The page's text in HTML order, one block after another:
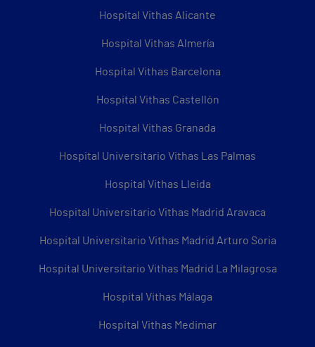
Hospital Vithas Alicante
Hospital Vithas Almería
Hospital Vithas Barcelona
Hospital Vithas Castellón
Hospital Vithas Granada
Hospital Universitario Vithas Las Palmas
Hospital Vithas Lleida
Hospital Universitario Vithas Madrid Aravaca
Hospital Universitario Vithas Madrid Arturo Soria
Hospital Universitario Vithas Madrid La Milagrosa
Hospital Vithas Málaga
Hospital Vithas Medimar